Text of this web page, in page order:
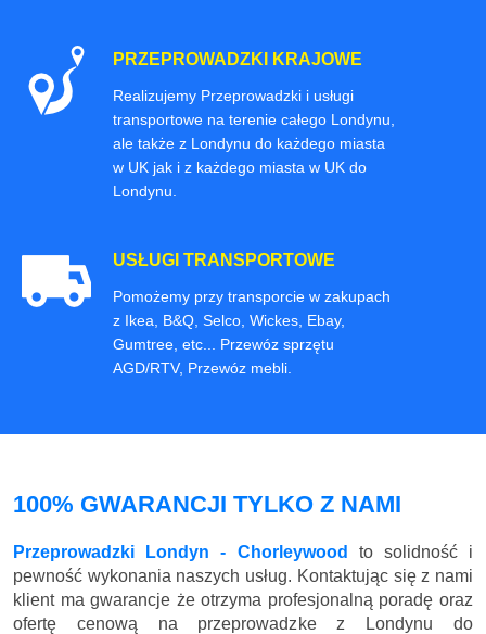
PRZEPROWADZKI KRAJOWE
Realizujemy Przeprowadzki i usługi
transportowe na terenie całego Londynu,
ale także z Londynu do każdego miasta
w UK jak i z każdego miasta w UK do
Londynu.
USŁUGI TRANSPORTOWE
Pomożemy przy transporcie w zakupach
z Ikea, B&Q, Selco, Wickes, Ebay,
Gumtree, etc... Przewóz sprzętu
AGD/RTV, Przewóz mebli.
100% GWARANCJI TYLKO Z NAMI
Przeprowadzki Londyn - Chorleywood
to solidność i
pewność wykonania naszych usług. Kontaktując się z nami
klient ma gwarancje że otrzyma profesjonalną poradę oraz
ofertę cenową na przeprowadzke z Londynu do